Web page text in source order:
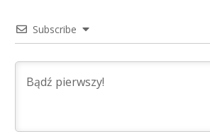
Subscribe